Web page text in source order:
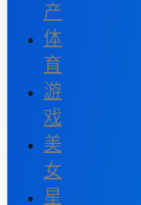
产
体
育
游
戏
美
女
星